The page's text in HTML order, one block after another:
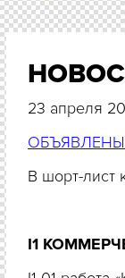
23 апреля
В шорт-лист
I1